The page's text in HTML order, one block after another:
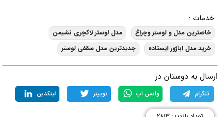
خدمات :
خاصترین مدل و لوستر وچراغ
مدل لوستر لاکچری نشیمن
خرید مدل اباژور ایستاده
جدیدترین مدل سقفی لوستر
به دوستان در
تلگرام واتس اپ توییتر لینکدین